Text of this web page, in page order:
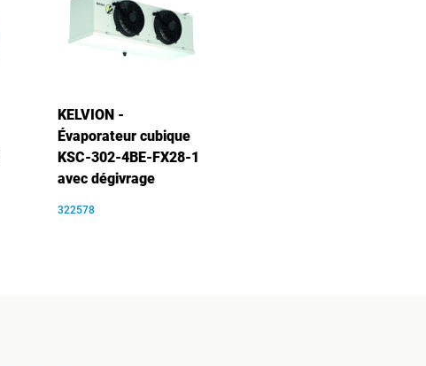
KELVION -
Évaporateur cubique
KSC-302-4BE-FX28-1
avec dégivrage
322578